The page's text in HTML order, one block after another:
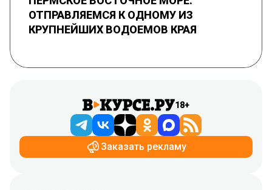
ОТПРАВЛЯЕМСЯ К ОДНОМУ ИЗ
КРУПНЕЙШИХ ВОДОЕМОВ КРАЯ
18+
Заказать рекламу